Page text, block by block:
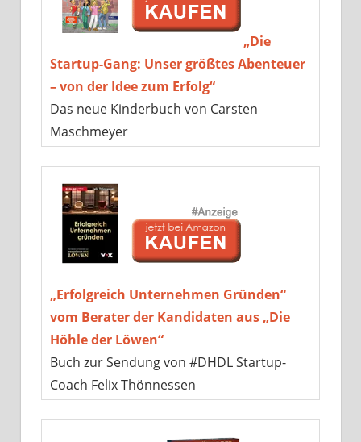
„Die
Startup-Gang: Unser größtes Abenteuer
– von der Idee zum Erfolg“
Das neue Kinderbuch von Carsten
Maschmeyer
„Erfolgreich Unternehmen Gründen“
vom Berater der Kandidaten aus „Die
Höhle der Löwen“
Buch zur Sendung von #DHDL Startup-
Coach Felix Thönnessen